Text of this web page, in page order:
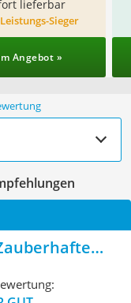
lieferbar
Sieger
Angebot »